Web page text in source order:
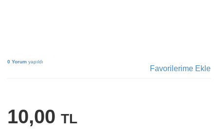
0 Yorum yapıldı
Favorilerime Ekle
10,00 TL